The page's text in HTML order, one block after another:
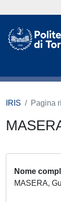
IRIS Pagina
Nome
MASERA,